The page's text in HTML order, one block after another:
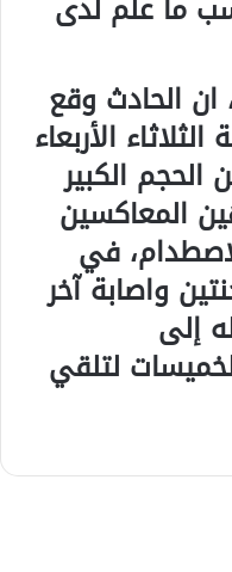
ان الحادث وقع
الأربعاء
الكبير
المعاكسين
في
واصابة آخر
إلى
لتلقي